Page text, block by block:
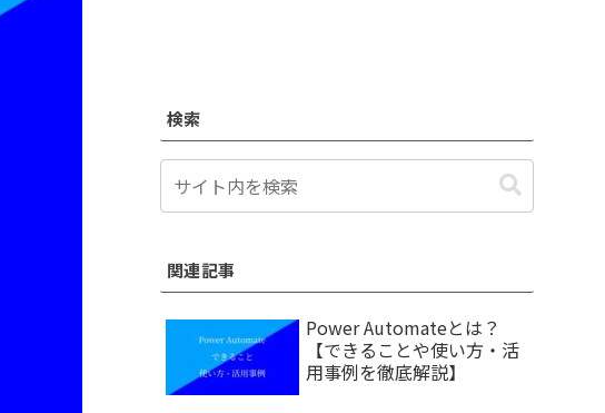
検索
関連記事
Power Automateとは？
【できることや使い方・活
用事例を徹底解説】